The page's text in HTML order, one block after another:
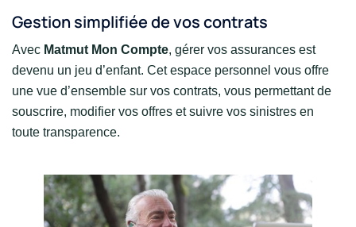
Gestion simplifiée de vos contrats
Avec Matmut Mon Compte, gérer vos assurances est
devenu un jeu d’enfant. Cet espace personnel vous offre
une vue d’ensemble sur vos contrats, vous permettant de
souscrire, modifier vos offres et suivre vos sinistres en
toute transparence.